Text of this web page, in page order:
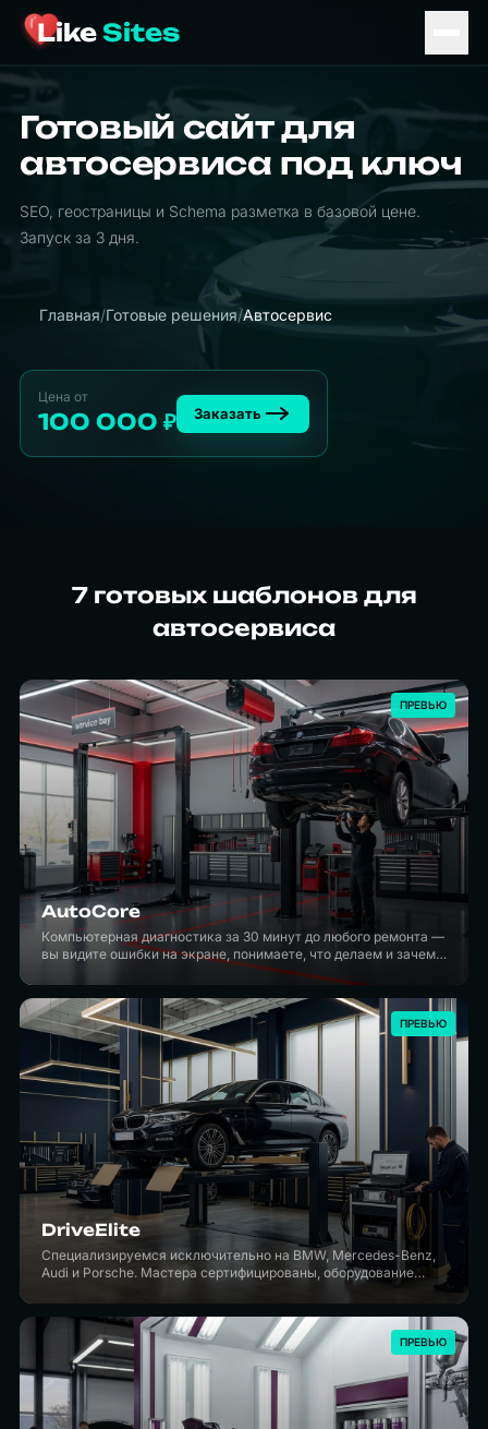
LikeSites
Готовый сайт для
автосервиса под ключ
SEO, геостраницы и Schema разметка в базовой цене.
Запуск за 3 дня.
Главная/Готовые решения/Автосервис
Цена от
100 000 ₽ Заказать
7готовых шаблонов для
автосервиса
ПРЕВЬЮ
AutoCore
Компьютерная диагностика за 30 минут до любого ремонта —
вы видите ошибки на экране, понимаете, что делаем и зачем.
Никаких работ без согласования.
ПРЕВЬЮ
DriveElite
Специализируемся исключительно на BMW, Mercedes-Benz,
Audi и Porsche. Мастера сертифицированы, оборудование
дилера.
ПРЕВЬЮ